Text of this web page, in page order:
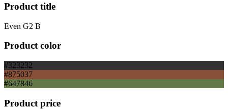
Product title
Even G2 B
Product color
#323232
#875037
#647846
Product price